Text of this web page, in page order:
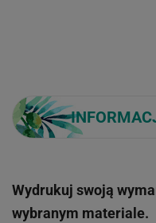
Wydrukuj swoją
wybranym materiale.